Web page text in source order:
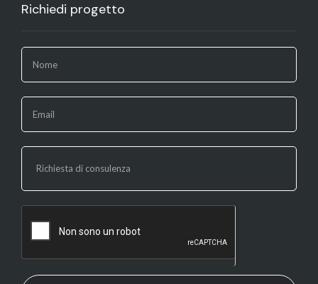
Richiedi progetto